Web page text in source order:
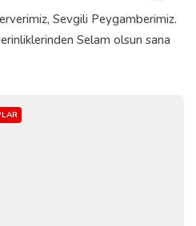
Sevgili Peygamberimiz.
Selam olsun sana